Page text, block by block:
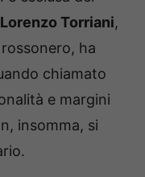
Lorenzo Torriani,
ha
chiamato
e margini
insomma, si